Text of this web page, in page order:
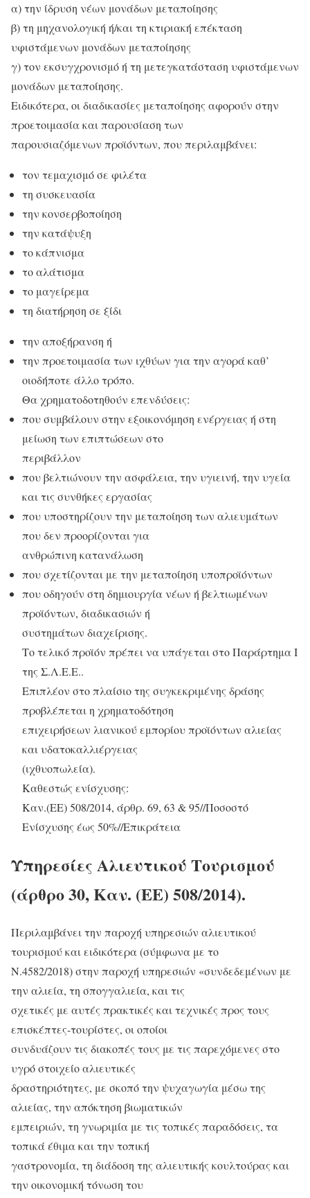
α) την ίδρυση νέων μονάδων μεταποίησης
β) τη μηχανολογική ή/και τη κτιριακή επέκταση
υφιστάμενων μονάδων μεταποίησης
γ) τον εκσυγχρονισμό ή τη μετεγκατάσταση υφιστάμενων
μονάδων μεταποίησης.
Ειδικότερα, οι διαδικασίες μεταποίησης αφορούν στην
προετοιμασία και παρουσίαση των
παρουσιαζόμενων προϊόντων, που περιλαμβάνει:
τον τεμαχισμό σε φιλέτα
τη συσκευασία
την κονσερβοποίηση
την κατάψυξη
το κάπνισμα
το αλάτισμα
το μαγείρεμα
τη διατήρηση σε ξίδι
την αποξήρανση ή
την προετοιμασία των ιχθύων για την αγορά καθ’
οιοδήποτε άλλο τρόπο.
Θα χρηματοδοτηθούν επενδύσεις:
που συμβάλουν στην εξοικονόμηση ενέργειας ή στη
μείωση των επιπτώσεων στο
περιβάλλον
που βελτιώνουν την ασφάλεια, την υγιεινή, την υγεία
και τις συνθήκες εργασίας
που υποστηρίζουν την μεταποίηση των αλιευμάτων
που δεν προορίζονται για
ανθρώπινη κατανάλωση
που σχετίζονται με την μεταποίηση υποπροϊόντων
που οδηγούν στη δημιουργία νέων ή βελτιωμένων
προϊόντων, διαδικασιών ή
συστημάτων διαχείρισης.
Το τελικό προϊόν πρέπει να υπάγεται στο Παράρτημα I
της Σ.Λ.Ε.Ε..
Επιπλέον στο πλαίσιο της συγκεκριμένης δράσης
προβλέπεται η χρηματοδότηση
επιχειρήσεων λιανικού εμπορίου προϊόντων αλιείας
και υδατοκαλλιέργειας
(ιχθυοπωλεία).
Καθεστώς ενίσχυσης:
Καν.(ΕΕ) 508/2014, άρθρ. 69, 63 & 95//Ποσoστό
Ενίσχυσης έως 50%//Επικράτεια
Υπηρεσίες Αλιευτικού Τουρισμού
(άρθρο 30, Καν. (ΕΕ) 508/2014).
Περιλαμβάνει την παροχή υπηρεσιών αλιευτικού
τουρισμού και ειδικότερα (σύμφωνα με το
Ν.4582/2018) στην παροχή υπηρεσιών «συνδεδεμένων με
την αλιεία, τη σπογγαλιεία, και τις
σχετικές με αυτές πρακτικές και τεχνικές προς τους
επισκέπτες-τουρίστες, οι οποίοι
συνδυάζουν τις διακοπές τους με τις παρεχόμενες στο
υγρό στοιχείο αλιευτικές
δραστηριότητες, με σκοπό την ψυχαγωγία μέσω της
αλιείας, την απόκτηση βιωματικών
εμπειριών, τη γνωριμία με τις τοπικές παραδόσεις, τα
τοπικά έθιμα και την τοπική
γαστρονομία, τη διάδοση της αλιευτικής κουλτούρας και
την οικονομική τόνωση του